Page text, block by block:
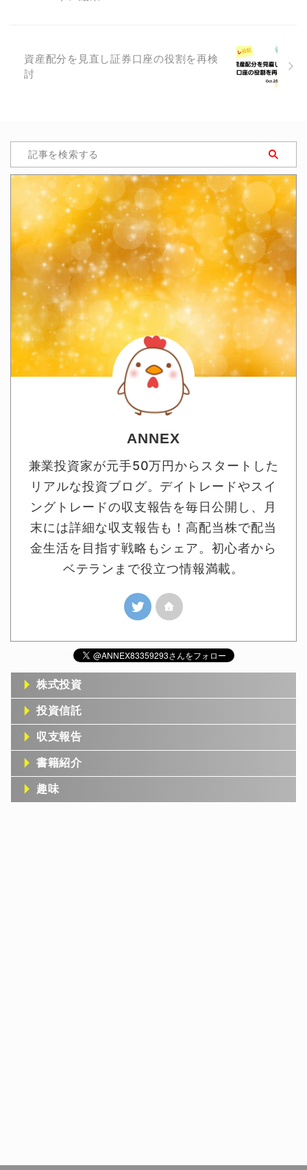
資産配分を見直し証券口座の役割を再検
討
ANNEX
兼業投資家が元手50万円からスタートした
リアルな投資ブログ。デイトレードやスイ
ングトレードの収支報告を毎日公開し、月
末には詳細な収支報告も！高配当株で配当
金生活を目指す戦略もシェア。初心者から
ベテランまで役立つ情報満載。
株式投資
投資信託
収支報告
書籍紹介
趣味